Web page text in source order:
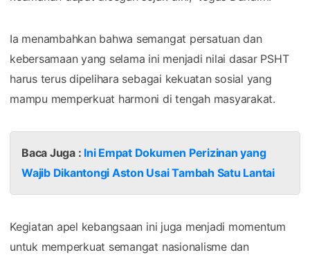
Ia menambahkan bahwa semangat persatuan dan
kebersamaan yang selama ini menjadi nilai dasar PSHT
harus terus dipelihara sebagai kekuatan sosial yang
mampu memperkuat harmoni di tengah masyarakat.
Baca Juga : Ini Empat Dokumen Perizinan yang
Wajib Dikantongi Aston Usai Tambah Satu Lantai
Kegiatan apel kebangsaan ini juga menjadi momentum
untuk memperkuat semangat nasionalisme dan